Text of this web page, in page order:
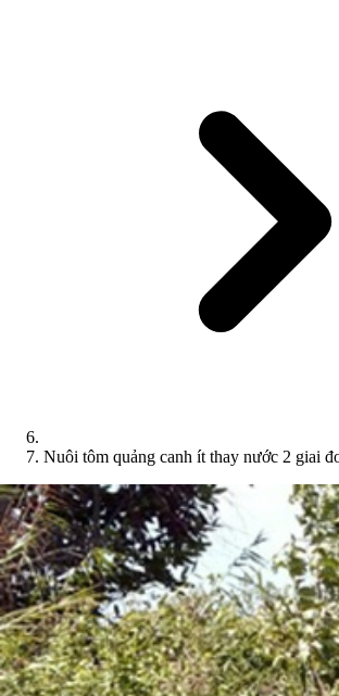
Nuôi tôm quảng canh ít thay nước 2 giai